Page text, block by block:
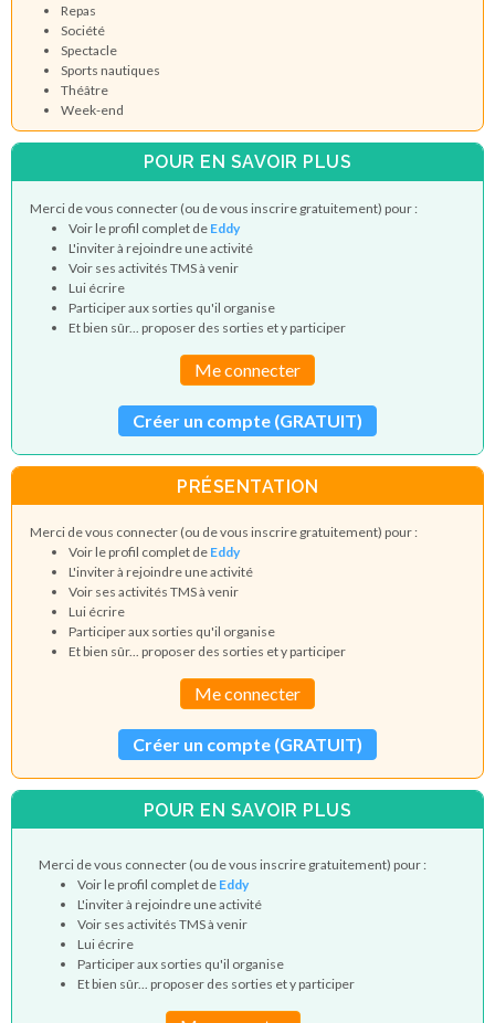
Repas
Société
Spectacle
Sports nautiques
Théâtre
Week-end
POUR EN SAVOIR PLUS
Merci de vous connecter (ou de vous inscrire gratuitement) pour :
Voir le profil complet de Eddy
L'inviter à rejoindre une activité
Voir ses activités TMS à venir
Lui écrire
Participer aux sorties qu'il organise
Et bien sûr... proposer des sorties et y participer
Me connecter
Créer un compte (GRATUIT)
PRÉSENTATION
Merci de vous connecter (ou de vous inscrire gratuitement) pour :
Voir le profil complet de Eddy
L'inviter à rejoindre une activité
Voir ses activités TMS à venir
Lui écrire
Participer aux sorties qu'il organise
Et bien sûr... proposer des sorties et y participer
Me connecter
Créer un compte (GRATUIT)
POUR EN SAVOIR PLUS
Merci de vous connecter (ou de vous inscrire gratuitement) pour :
Voir le profil complet de Eddy
L'inviter à rejoindre une activité
Voir ses activités TMS à venir
Lui écrire
Participer aux sorties qu'il organise
Et bien sûr... proposer des sorties et y participer